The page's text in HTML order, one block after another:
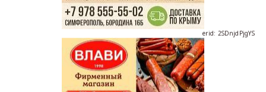
erid: 2SDnjdvhGXG